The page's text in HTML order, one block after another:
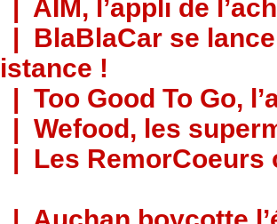
| AIM, l’appli de
| BlaBlaCar se
!
| Too Good To Go,
| Wefood, les
| Les RemorCoeurs